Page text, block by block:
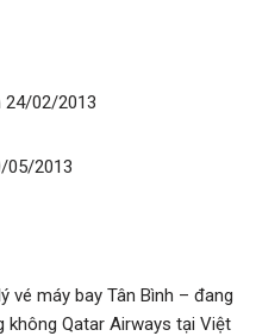
24/02/2013
05/2013
vé máy bay Tân Bình – đang
không Qatar Airways tại Việt